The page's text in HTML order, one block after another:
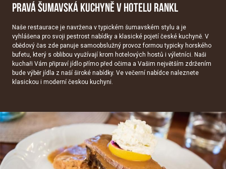
PRAVÁ ŠUMAVSKÁ KUCHYNĚ V HOTELU RANKL
Naše restaurace je navržena v typickém šumavském stylu a je
vyhlášena pro svoji pestrost nabídky a klasické pojetí české kuchyně. V
obědový čas zde panuje samoobslužný provoz formou typicky horského
bufetu, který s oblibou využívají krom hotelových hostů i výletníci. Naši
kuchaři Vám připraví jídlo přímo před očima a Vašim největším zdržením
bude výběr jídla z naší široké nabídky. Ve večerní nabídce naleznete
klasickou i moderní českou kuchyni.